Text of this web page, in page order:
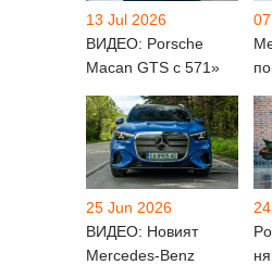
13 Jul 2026
ВИДЕО: Porsche
Macan GTS с 571»
25 Jun 2026
ВИДЕО: Новият
Mercedes-Benz